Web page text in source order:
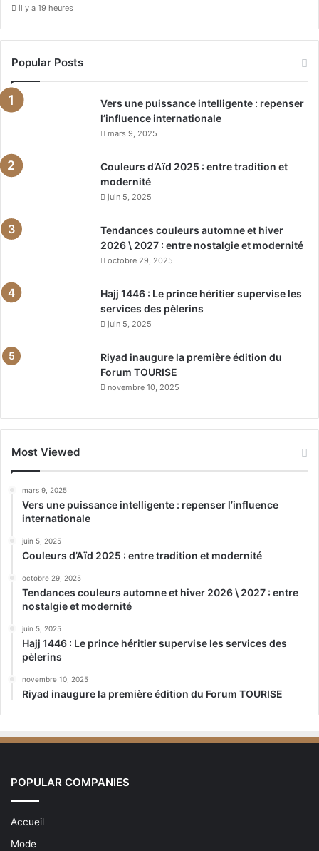
il y a 19 heures
Popular Posts
Vers une puissance intelligente : repenser
l’influence internationale
mars 9, 2025
Couleurs d’Aïd 2025 : entre tradition et
modernité
juin 5, 2025
Tendances couleurs automne et hiver
2026 \ 2027 : entre nostalgie et modernité
octobre 29, 2025
Hajj 1446 : Le prince héritier supervise les
services des pèlerins
juin 5, 2025
Riyad inaugure la première édition du
Forum TOURISE
novembre 10, 2025
Most Viewed
mars 9, 2025
Vers une puissance intelligente : repenser l’influence
internationale
juin 5, 2025
Couleurs d’Aïd 2025 : entre tradition et modernité
octobre 29, 2025
Tendances couleurs automne et hiver 2026 \ 2027 : entre
nostalgie et modernité
juin 5, 2025
Hajj 1446 : Le prince héritier supervise les services des
pèlerins
novembre 10, 2025
Riyad inaugure la première édition du Forum TOURISE
POPULAR COMPANIES
Accueil
Mode